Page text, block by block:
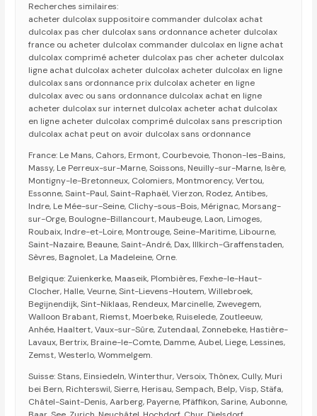
Recherches similaires:
acheter dulcolax suppositoire commander dulcolax achat
dulcolax pas cher dulcolax sans ordonnance acheter dulcolax
france ou acheter dulcolax commander dulcolax en ligne achat
dulcolax comprimé acheter dulcolax pas cher acheter dulcolax
ligne achat dulcolax acheter dulcolax acheter dulcolax en ligne
dulcolax sans ordonnance prix dulcolax acheter en ligne
dulcolax avec ou sans ordonnance dulcolax achat en ligne
acheter dulcolax sur internet dulcolax acheter achat dulcolax
en ligne acheter dulcolax comprimé dulcolax sans prescription
dulcolax achat peut on avoir dulcolax sans ordonnance
France: Le Mans, Cahors, Ermont, Courbevoie, Thonon-les-Bains,
Massy, Le Perreux-sur-Marne, Soissons, Neuilly-sur-Marne, Isère,
Montigny-le-Bretonneux, Colomiers, Montmorency, Vertou,
Essonne, Saint-Paul, Saint-Raphaël, Vierzon, Rodez, Antibes,
Indre, Le Mée-sur-Seine, Clichy-sous-Bois, Mérignac, Morsang-
sur-Orge, Boulogne-Billancourt, Maubeuge, Laon, Limoges,
Roubaix, Indre-et-Loire, Montrouge, Seine-Maritime, Libourne,
Saint-Nazaire, Beaune, Saint-André, Dax, Illkirch-Graffenstaden,
Sèvres, Bagnolet, La Madeleine, Orne.
Belgique: Zuienkerke, Maaseik, Plombières, Fexhe-le-Haut-
Clocher, Halle, Veurne, Sint-Lievens-Houtem, Willebroek,
Begijnendijk, Sint-Niklaas, Rendeux, Marcinelle, Zwevegem,
Walloon Brabant, Riemst, Moerbeke, Ruiselede, Zoutleeuw,
Anhée, Haaltert, Vaux-sur-Sûre, Zutendaal, Zonnebeke, Hastière-
Lavaux, Bertrix, Braine-le-Comte, Damme, Aubel, Liege, Lessines,
Zemst, Westerlo, Wommelgem.
Suisse: Stans, Einsiedeln, Winterthur, Versoix, Thônex, Cully, Muri
bei Bern, Richterswil, Sierre, Herisau, Sempach, Belp, Visp, Stäfa,
Châtel-Saint-Denis, Aarberg, Payerne, Pfäffikon, Sarine, Aubonne,